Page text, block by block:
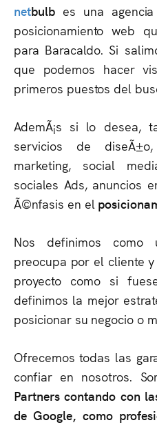
netbulbes una agencia
posicionamiento web
para Baracaldo. Si
que podemos hacer
primeros puestos del
AdemÃ¡s si lo desea,
servicios de diseÃ±o,
marketing, social
sociales Ads, anuncios
Ã©nfasis en el
Nos definimos
preocupa por el cliente
proyecto como si
definimos la mejor
posicionar su negocio o
Ofrecemos todas las
confiar en nosotros.
Partners contando con
de Google, como